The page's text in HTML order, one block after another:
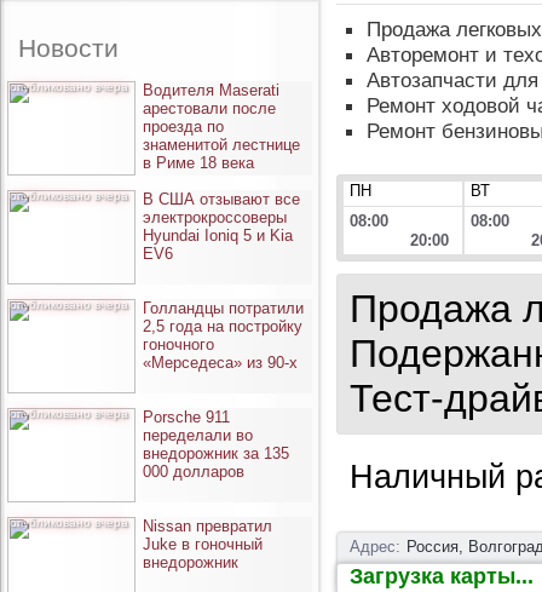
Новости
опубликовано вчера
Водителя Maserati
арестовали после
проезда по
знаменитой лестнице
в Риме 18 века
опубликовано вчера
В США отзывают все
электрокроссоверы
Hyundai Ioniq 5 и Kia
EV6
опубликовано вчера
Голландцы потратили
2,5 года на постройку
гоночного
«Мерседеса» из 90-х
опубликовано вчера
Porsche 911
переделали во
внедорожник за 135
000 долларов
опубликовано вчера
Nissan превратил
Juke в гоночный
внедорожник
Продажа
Авторемонт и
Автозапчасти
Ремонт ходовой
Ремонт
ПН
ВТ
08:00
20:00
08:00
Продажа
Тест-
Наличный
Адрес: Россия,
Загрузка карты...